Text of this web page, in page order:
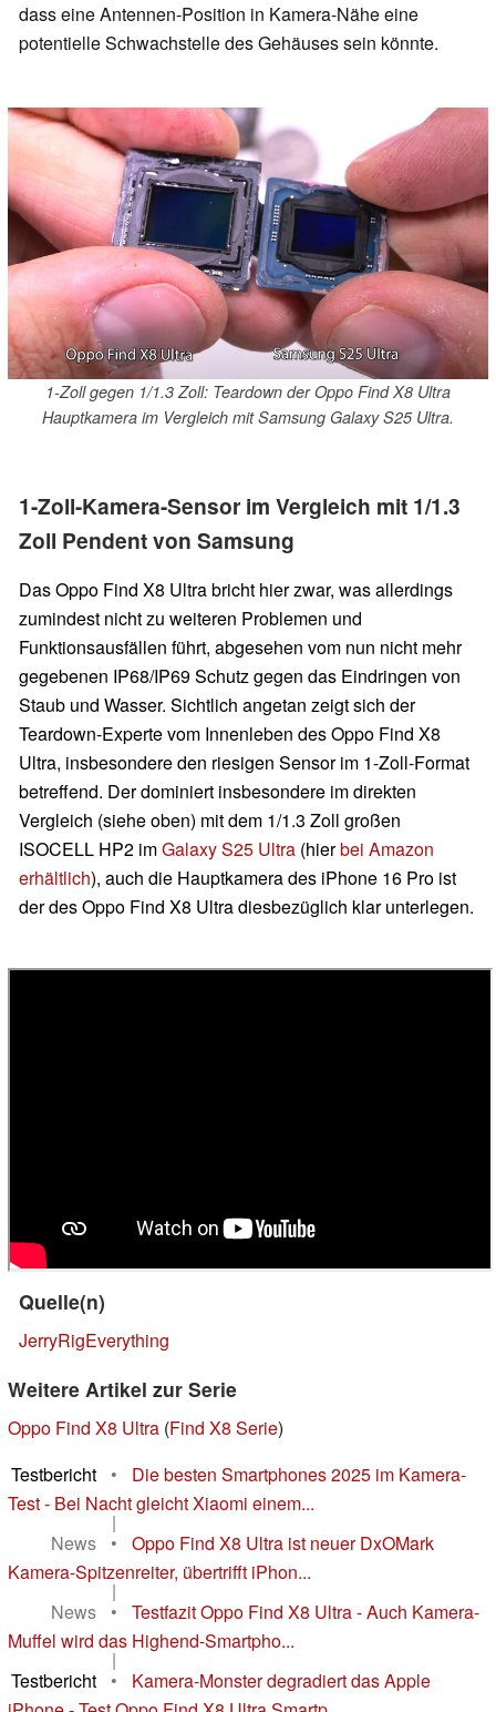
dass eine Antennen-Position in Kamera-Nähe eine
potentielle Schwachstelle des Gehäuses sein könnte.
1-Zoll gegen 1/1.3 Zoll: Teardown der Oppo Find X8 Ultra
Hauptkamera im Vergleich mit Samsung Galaxy S25 Ultra.
1-Zoll-Kamera-Sensor im Vergleich mit 1/1.3
Zoll Pendent von Samsung
Das Oppo Find X8 Ultra bricht hier zwar, was allerdings
zumindest nicht zu weiteren Problemen und
Funktionsausfällen führt, abgesehen vom nun nicht mehr
gegebenen IP68/IP69 Schutz gegen das Eindringen von
Staub und Wasser. Sichtlich angetan zeigt sich der
Teardown-Experte vom Innenleben des Oppo Find X8
Ultra, insbesondere den riesigen Sensor im 1-Zoll-Format
betreffend. Der dominiert insbesondere im direkten
Vergleich (siehe oben) mit dem 1/1.3 Zoll großen
ISOCELL HP2 imGalaxy S25 Ultra (hierbei Amazon
erhältlich), auch die Hauptkamera des iPhone 16 Pro ist
der des Oppo Find X8 Ultra diesbezüglich klar unterlegen.
Quelle(n)
JerryRigEverything
Weitere Artikel zur Serie
Oppo Find X8 Ultra (Find X8 Serie)
Testbericht
•
Die besten Smartphones 2025 im Kamera-
Test - Bei Nacht gleicht Xiaomi einem...
|
News
•
Oppo Find X8 Ultra ist neuer DxOMark
Kamera-Spitzenreiter, übertrifft iPhon...
|
News
•
Testfazit Oppo Find X8 Ultra - Auch Kamera-
Muffel wird das Highend-Smartpho...
|
Testbericht
•
Kamera-Monster degradiert das Apple